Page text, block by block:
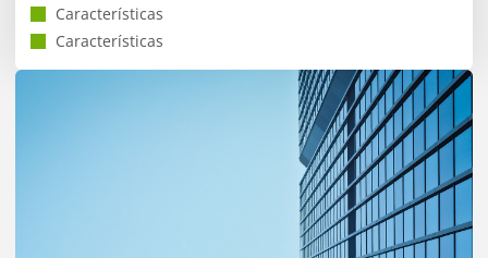
Características
Características